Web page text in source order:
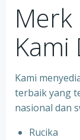
Merk
Kami
terbaik yang
nasional dan
Rucika